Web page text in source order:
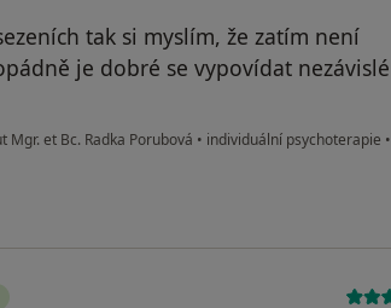
tak si myslím, že zatím není
je dobré se vypovídat nezávislé
et Bc. Radka Porubová • individuální psychoterapie •